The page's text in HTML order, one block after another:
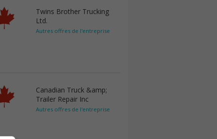
Twins Brother Trucking
Ltd.
Autres offres de l'entreprise
Canadian Truck &amp;
Trailer Repair Inc
Autres offres de l'entreprise